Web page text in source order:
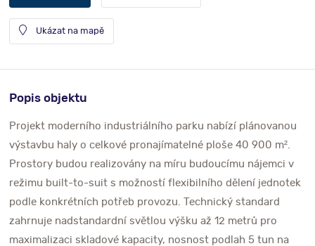
Ukázat na mapě
Popis objektu
Projekt moderního industriálního parku nabízí plánovanou
výstavbu haly o celkové pronajímatelné ploše 40 900 m².
Prostory budou realizovány na míru budoucímu nájemci v
režimu built-to-suit s možností flexibilního dělení jednotek
podle konkrétních potřeb provozu. Technický standard
zahrnuje nadstandardní světlou výšku až 12 metrů pro
maximalizaci skladové kapacity, nosnost podlah 5 tun na